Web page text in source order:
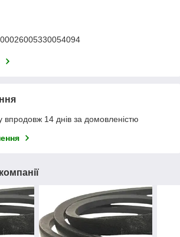
впродовж 14 днів за домовленістю